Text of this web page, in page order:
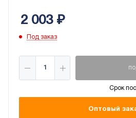
2 003₽
Под заказ
Срок
Оптовый